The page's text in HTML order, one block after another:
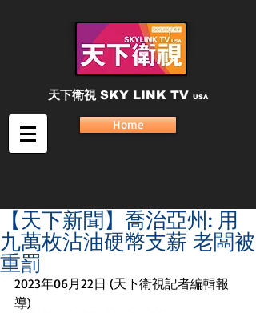
天下衛視 SKY LINK TV USA
Home
【天下新聞】喬治亞州: 用
九萬枚沾油硬幣支薪 老闆被
重罰
2023年06月22日 (天下衛視記者編輯報
導)